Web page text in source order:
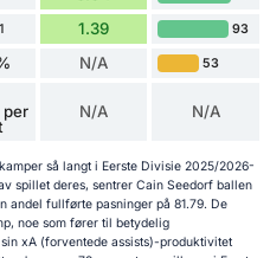
1.39 93
N/A 53
per
N/A N/A
så langt i Eerste Divisie 2025/2026-
spillet deres, sentrer Cain Seedorf ballen
andel fullførte pasninger på 81.79. De
noe som fører til betydelig
xA (forventede assists)-produktivitet